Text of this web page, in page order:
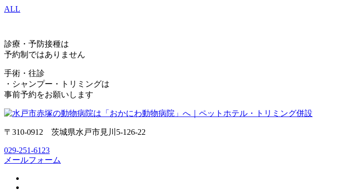
ALL
診療・予防接種は
予約制ではありません
手術・往診
・シャンプー・トリミングは
事前予約をお願いします
〒310-0912 茨城県水戸市見川5-126-22
029-251-6123
メールフォーム